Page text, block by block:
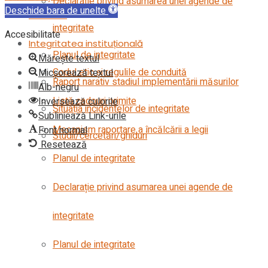
integritate
Planul de integritate
Raport narativ stadiul implementării măsurilor
Situația incidentelor de integritate
Studii/cercetări/ghiduri
Contact
Integritatea instituțională
Codul etic şi regulile de conduită
Listă cadouri primite
Mecanism raportare a încălcării a legii
Planul de integritate
Declarație privind asumarea unei agende de
integritate
Planul de integritate
Deschide bara de unelte
Accesibilitate
Mărește textul
Micșorează textul
Alb-negru
Inversează culorile
Subliniează Link-urile
Font normal
Resetează